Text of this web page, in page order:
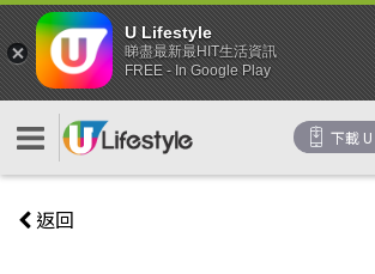
下載
返回
U Lifestyle
睇盡最新最HIT生活資訊
FREE - In Google Play